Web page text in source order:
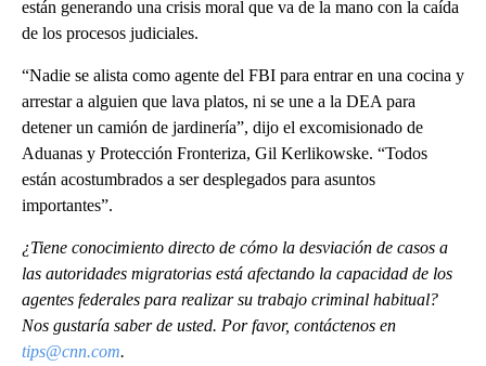
están generando una crisis moral que va de la mano con la caída
de los procesos judiciales.
“Nadie se alista como agente del FBI para entrar en una cocina y
arrestar a alguien que lava platos, ni se une a la DEA para
detener un camión de jardinería”, dijo el excomisionado de
Aduanas y Protección Fronteriza, Gil Kerlikowske. “Todos
están acostumbrados a ser desplegados para asuntos
importantes”.
¿Tiene conocimiento directo de cómo la desviación de casos a
las autoridades migratorias está afectando la capacidad de los
agentes federales para realizar su trabajo criminal habitual?
Nos gustaría saber de usted. Por favor, contáctenos en
tips@cnn.com.